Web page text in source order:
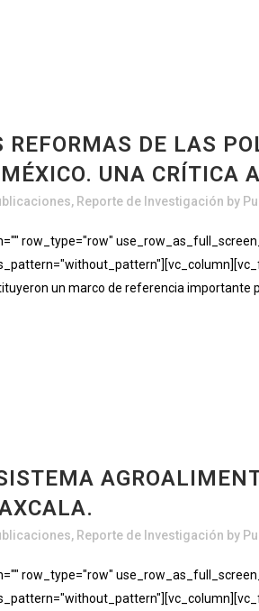
REFORMAS DE LAS
UNA CRÍTICA
, Reporte de Investigación by
row_type="row"
un marco de referencia importante
, Reporte de Investigación by
row_type="row"